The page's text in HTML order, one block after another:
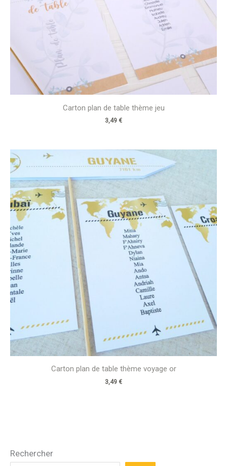
Carton plan de table thème jeu
3,49 €
Carton plan de table thème voyage or
3,49 €
Rechercher